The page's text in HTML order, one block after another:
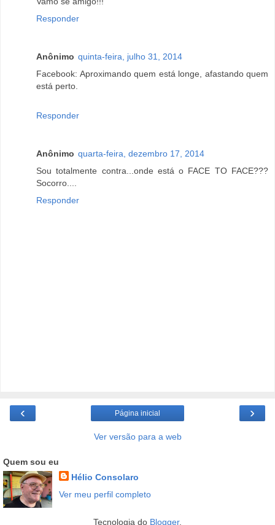
Responder
Anônimo quinta-feira, julho 31, 2014
Facebook: Aproximando quem está longe, afastando quem
está perto.
Responder
Anônimo quarta-feira, dezembro 17, 2014
Sou totalmente contra...onde está o FACE TO FACE???
Socorro....
Responder
‹ ›
Página inicial
Ver versão para a web
Quem sou eu
Hélio Consolaro
Ver meu perfil completo
Tecnologia do Blogger.